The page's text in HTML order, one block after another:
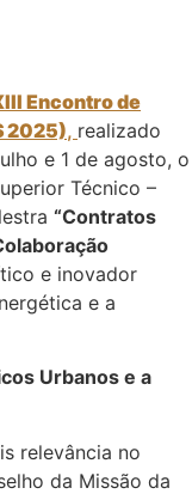
Encontro de
2025), realizado
e 1 de agosto, o
Técnico –
“Contratos
e inovador
e a
Urbanos e a
relevância no
da Missão da